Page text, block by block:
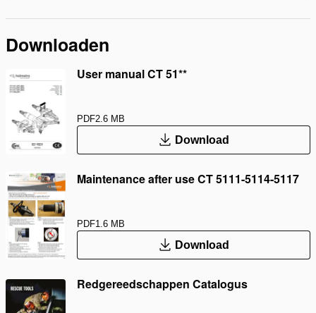
Downloaden
User manual CT 51**
PDF2.6 MB
Download
Maintenance after use CT 5111-5114-5117
PDF1.6 MB
Download
Redgereedschappen Catalogus